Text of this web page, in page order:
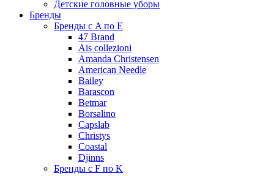
Детские головные уборы
Бренды
Бренды с A по E
47 Brand
Ais collezioni
Amanda Christensen
American Needle
Bailey
Barascon
Betmar
Borsalino
Capslab
Christys
Coastal
Djinns
Бренды с F по K